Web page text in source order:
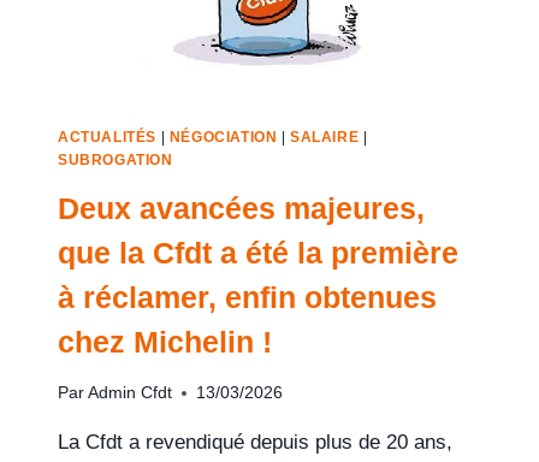
ACTUALITÉS | NÉGOCIATION |SALAIRE |
SUBROGATION
Deux avancées majeures,
que la Cfdt a été la première
à réclamer, enfin obtenues
chez Michelin !
Par Admin Cfdt 13/03/2026
La Cfdt a revendiqué depuis plus de 20 ans,